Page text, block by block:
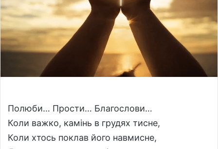
X
a
i
Полюби… Прости… Благослови…
Коли важко, камінь в грудях тисне,
Коли хтось поклав його навмисне,